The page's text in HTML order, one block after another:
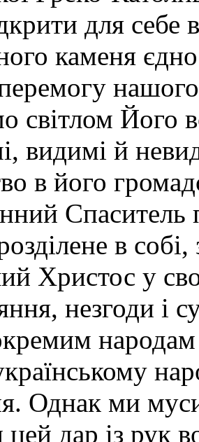
для себе
каменя
світлом Його
видимі й
в його
в
Христос у
незгоди і
народам
Однак ми
дар із рук